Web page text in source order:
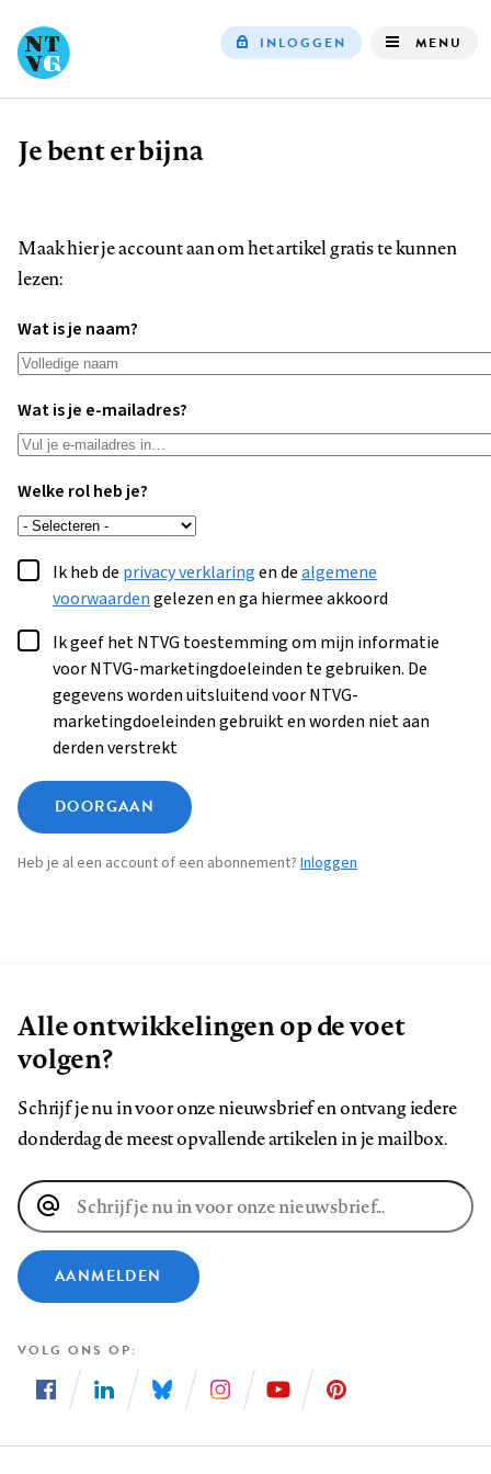
INLOGGEN MENU
Kruimelpad
Je bent er bijna
Maak hier je account aan om het artikel gratis te kunnen
lezen:
Wat is je naam?
Wat is je e-mailadres?
Welke rol heb je?
Ik heb de privacy verklaringen dealgemene
voorwaardengelezen en ga hiermee akkoord
Ik geef het NTVG toestemming om mijn informatie
voor NTVG-marketingdoeleinden te gebruiken. De
gegevens worden uitsluitend voor NTVG-
marketingdoeleinden gebruikt en worden niet aan
derden verstrekt
DOORGAAN
Heb je al een account of een abonnement? Inloggen
Alle ontwikkelingen op de voet
volgen?
Schrijf je nu in voor onze nieuwsbrief en ontvang iedere
donderdag de meest opvallende artikelen in je mailbox.
E-
mailadres
AANMELDEN
VOLG ONS OP
ons
ons
ons
ons
ons
ons